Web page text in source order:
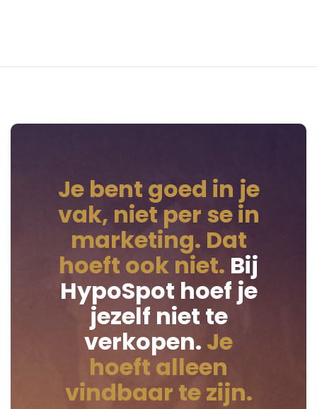
Je bent goed in je
vak, niet per se in
marketing. Dat
hoeft ook niet. Bij
HypoSpot hoef je
jezelf niet te
verkopen. Je
hoeft alleen
vindbaar te zijn.